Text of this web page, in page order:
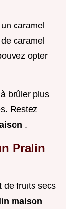
caramel
caramel
opter
brûler plus
Restez
.
Pralin
de fruits secs
maison